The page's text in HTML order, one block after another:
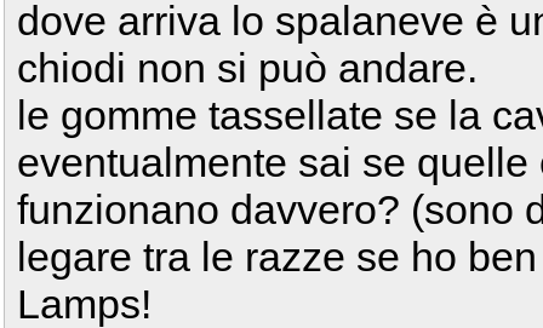
dove arriva lo spalaneve è
chiodi non si può andare.
le gomme tassellate se la
eventualmente sai se
funzionano davvero? (sono
legare tra le razze se ho
Lamps!